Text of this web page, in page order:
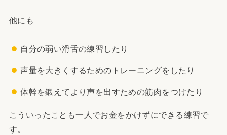
他にも
自分の弱い滑舌の練習したり
声量を大きくするためのトレーニングをしたり
体幹を鍛えてより声を出すための筋肉をつけたり
こういったことも一人でお金をかけずにできる練習で
す。